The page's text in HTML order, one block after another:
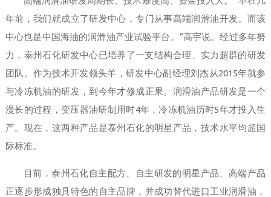
年前，我们就成立了研发中心，专门从事高端润滑油开发。而该
中心也是中国海油的润滑油产业试验平台。”高宇说。经过多年努
力，泰州石化研发中心已培养了一支结构合理、实力超群的研发
团队。作为技术开发领头羊，研发中心副经理刘杰从2015年就参
与冷冻机油的研发，到今年才修成正果。润滑油产品研发是一个
漫长的过程，变压器油研制用时4年，冷冻机油历时5年才投入生
产。现在，这两种产品是泰州石化的明星产品，技术水平均超国
际标准。
目前，泰州石化自主配方、自主研发的明星产品、高端产品
正逐步形成独具特色的自主品牌，并成功替代进口工业润滑油，